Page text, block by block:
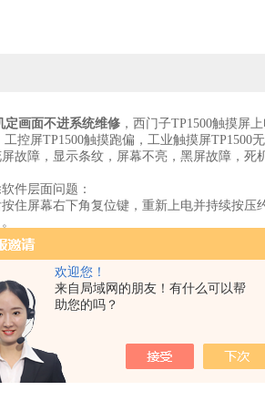
欢迎您！
来自局域网的朋友！有什么可以帮
助您的吗？
定画面不进系统维修 ，西门子TP1500触摸屏
控屏TP1500触摸跑偏，工业触摸屏TP1500
故障，显示条纹，屏幕不亮，黑屏故障，
件层面问题：
住屏幕右下角复位键，重新上电并持续按
出厂无效，通过ProSave重新刷写操作系统
环、内存溢出等逻辑错误，逐步还原功能模
卡，更换已知正常的存储卡测试，排除SD
判定为硬件问题，
容鼓包漏液（高温环境加速老化）、CPU存
，清理灰尘，重新插拔内部排线；若发现
是核心芯片/存储损坏，建议送上海涌迪公司
画面不进系统维修